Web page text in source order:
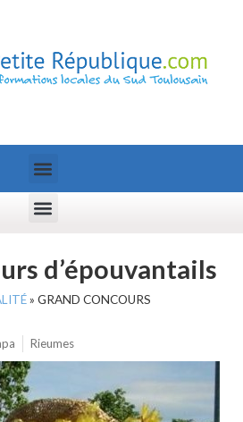
d’épouvantails
» GRAND CONCOURS
Rieumes